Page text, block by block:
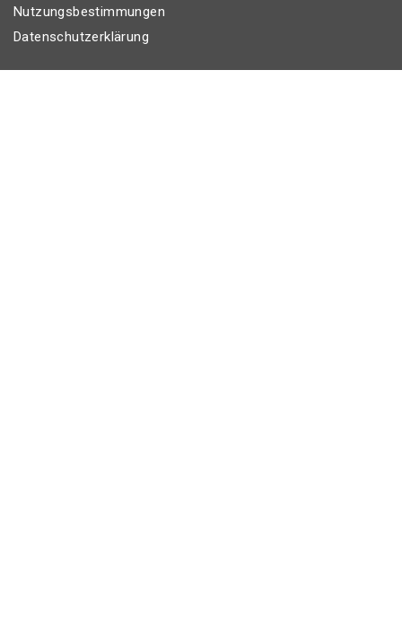
Nutzungsbestimmungen
Datenschutzerklärung